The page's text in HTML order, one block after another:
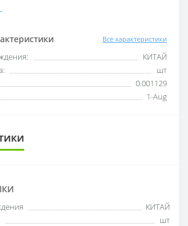
Все характеристики
КИТАЙ
шт
0.001129
1-Aug
КИТАЙ
шт